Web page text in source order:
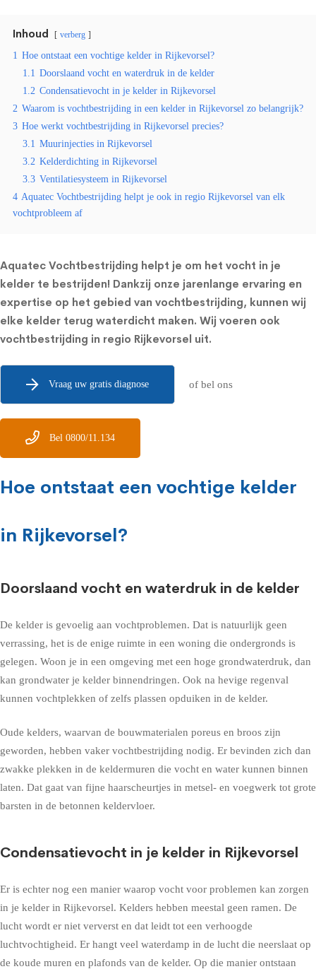
Inhoud verberg
1 Hoe ontstaat een vochtige kelder in Rijkevorsel?
1.1 Doorslaand vocht en waterdruk in de kelder
1.2 Condensatievocht in je kelder in Rijkevorsel
2 Waarom is vochtbestrijding in een kelder in Rijkevorsel zo belangrijk?
3 Hoe werkt vochtbestrijding in Rijkevorsel precies?
3.1 Muurinjecties in Rijkevorsel
3.2 Kelderdichting in Rijkevorsel
3.3 Ventilatiesysteem in Rijkevorsel
4 Aquatec Vochtbestrijding helpt je ook in regio Rijkevorsel van elk
vochtprobleem af
Aquatec Vochtbestrijding helpt je om het vocht in je
kelder te bestrijden! Dankzij onze jarenlange ervaring en
expertise op het gebied van vochtbestrijding, kunnen wij
elke kelder terug waterdicht maken. Wij voeren ook
vochtbestrijding in regio Rijkevorsel uit.
Vraag uw gratis diagnose of bel ons
Bel 0800/11.134
Hoe ontstaat een vochtige kelder
in Rijkevorsel?
Doorslaand vocht en waterdruk in de kelder
De kelder is gevoelig aan vochtproblemen. Dat is natuurlijk geen
verrassing, het is de enige ruimte in een woning die ondergronds is
gelegen. Woon je in een omgeving met een hoge grondwaterdruk, dan
kan grondwater je kelder binnendringen. Ook na hevige regenval
kunnen vochtplekken of zelfs plassen opduiken in de kelder.
Oude kelders, waarvan de bouwmaterialen poreus en broos zijn
geworden, hebben vaker vochtbestrijding nodig. Er bevinden zich dan
zwakke plekken in de keldermuren die vocht en water kunnen binnen
laten. Dat gaat van fijne haarscheurtjes in metsel- en voegwerk tot grote
barsten in de betonnen keldervloer.
Condensatievocht in je kelder in Rijkevorsel
Er is echter nog een manier waarop vocht voor problemen kan zorgen
in je kelder in Rijkevorsel. Kelders hebben meestal geen ramen. De
lucht wordt er niet ververst en dat leidt tot een verhoogde
luchtvochtigheid. Er hangt veel waterdamp in de lucht die neerslaat op
de koude muren en plafonds van de kelder. Op die manier ontstaan